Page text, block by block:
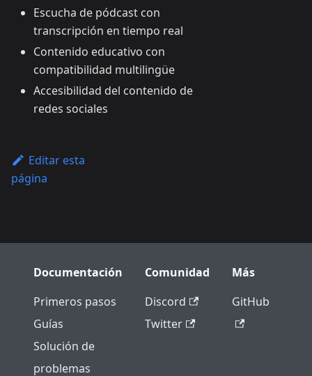
Escucha de pódcast con
transcripción en tiempo real
Contenido educativo con
compatibilidad multilingüe
Accesibilidad del contenido de
redes sociales
Editar esta
página
Documentación
Primeros pasos
Guías
Solución de
problemas
Comunidad
Discord
Twitter
Más
GitHub